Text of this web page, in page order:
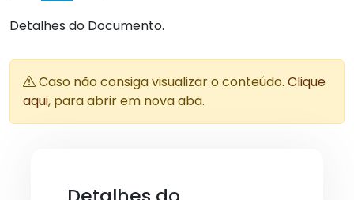
Detalhes do Documento.
Caso não consiga visualizar o conteúdo. Clique
aqui, para abrir em nova aba.